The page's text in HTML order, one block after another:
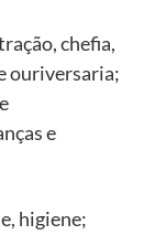
chefia,
ouriversaria;
e
higiene;